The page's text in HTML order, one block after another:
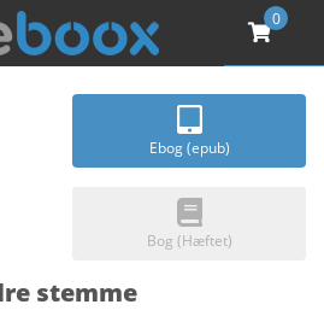
0
Ebog (epub)
Bog (Hæftet)
stemme